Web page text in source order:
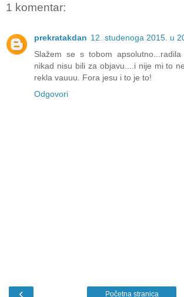
1 komentar:
prekratakdan 12. studenoga 2015. u
Slažem se s tobom
nikad nisu bili za objavu....i nije mi to
rekla vauuu. Fora jesu i to je to!
Odgovori
‹ Početna stranica